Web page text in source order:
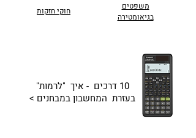
חוקי חזקות
משפטים
בגיאומטירה
10 דרכים - איך "לרמות"
בעזרת המחשבון במבחנים >